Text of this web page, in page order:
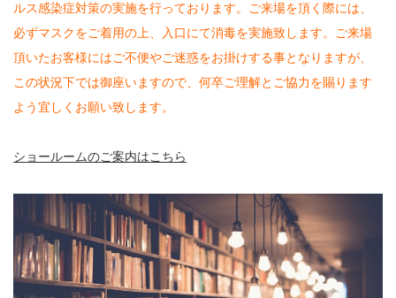
ルス感染症対策の実施を行っております。ご来場を頂く際には、
必ずマスクをご着用の上、入口にて消毒を実施致します。ご来場
頂いたお客様にはご不便やご迷惑をお掛けする事となりますが、
この状況下では御座いますので、何卒ご理解とご協力を賜ります
よう宜しくお願い致します。
ショールームのご案内はこちら